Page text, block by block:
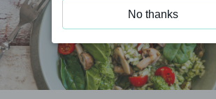
No thanks